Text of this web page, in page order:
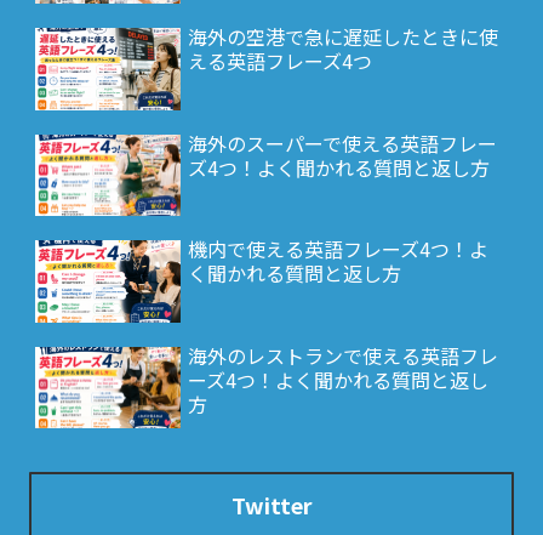
海外の空港で急に遅延したときに使
える英語フレーズ4つ
海外のスーパーで使える英語フレー
ズ4つ！よく聞かれる質問と返し方
機内で使える英語フレーズ4つ！よ
く聞かれる質問と返し方
海外のレストランで使える英語フレ
ーズ4つ！よく聞かれる質問と返し
方
Twitter